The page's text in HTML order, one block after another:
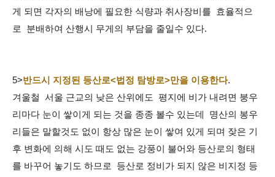
게 되면 각자의 배낭에 필요한 식량과 취사장비를 효율적으
로 분배하여 산행시 무게의 부담을 줄일수 있다.
5>반드시 지정된 등산로<법정 탐방로>만을 이용한다.
겨울철 서울 근교의 낮은 산위에도 평지에 비가 내려면 붕우
리마다 눈이 쌓이게 되는 것을 종종 볼수 있는데 명산의 봉우
리들은 말할것도 없이 항상 많은 눈이 쌓여 있게 되며 잦은 기
후 변화에 의해 시도 때도 없는 강풍이 불어와 등산로의 형태
를 바꾸어 놓기도 하므로 등산로 정비가 되지 않은 비지정 등